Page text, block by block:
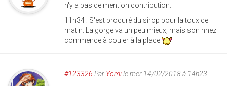
n'y a pas de mention contribution.
11h34 : S'est procuré du sirop pour la toux ce
matin. La gorge va un peu mieux, mais son nnez
commence à couler à la place
#123326 Par Yomile mer 14/02/2018 à 14h23